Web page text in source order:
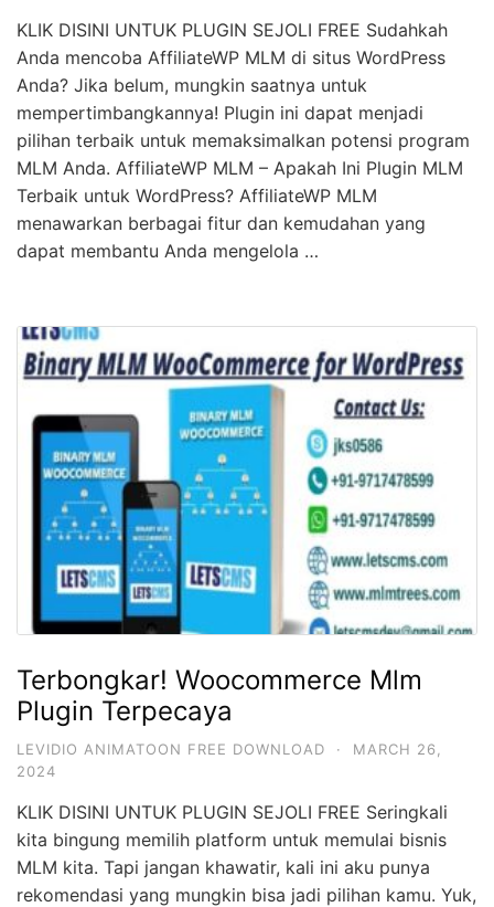
KLIK DISINI UNTUK PLUGIN SEJOLI FREE Sudahkah
Anda mencoba AffiliateWP MLM di situs WordPress
Anda? Jika belum, mungkin saatnya untuk
mempertimbangkannya! Plugin ini dapat menjadi
pilihan terbaik untuk memaksimalkan potensi program
MLM Anda. AffiliateWP MLM – Apakah Ini Plugin MLM
Terbaik untuk WordPress? AffiliateWP MLM
menawarkan berbagai fitur dan kemudahan yang
dapat membantu Anda mengelola …
Terbongkar! Woocommerce Mlm
Plugin Terpecaya
LEVIDIO ANIMATOON FREE DOWNLOAD ·
MARCH 26,
2024
KLIK DISINI UNTUK PLUGIN SEJOLI FREE Seringkali
kita bingung memilih platform untuk memulai bisnis
MLM kita. Tapi jangan khawatir, kali ini aku punya
rekomendasi yang mungkin bisa jadi pilihan kamu. Yuk,